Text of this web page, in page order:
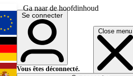
Ga naar de hoofdinhoud
Close menu
English
Deutsch
Se connecter
Vous êtes déconnecté.